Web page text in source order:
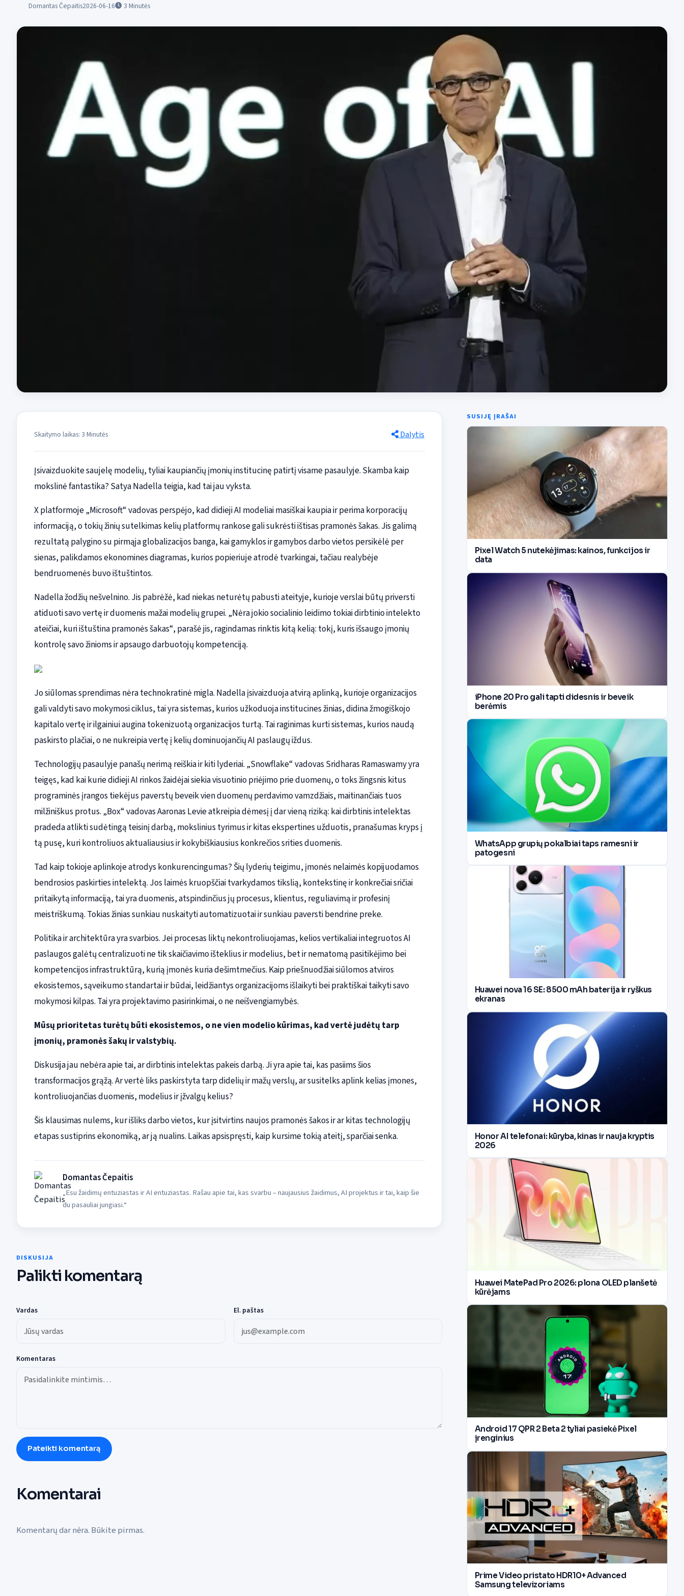
Domantas Čepaitis2026-06-16 3 Minutės
Skaitymo laikas: 3 Minutės Dalytis
Įsivaizduokite saujelę modelių, tyliai kaupiančių įmonių institucinę patirtį visame pasaulyje. Skamba kaip
mokslinė fantastika? Satya Nadella teigia, kad tai jau vyksta.
X platformoje „Microsoft“ vadovas perspėjo, kad didieji AI modeliai masiškai kaupia ir perima korporacijų
informaciją, o tokių žinių sutelkimas kelių platformų rankose gali sukrėsti ištisas pramonės šakas. Jis galimą
rezultatą palygino su pirmąja globalizacijos banga, kai gamyklos ir gamybos darbo vietos persikėlė per
sienas, palikdamos ekonomines diagramas, kurios popieriuje atrodė tvarkingai, tačiau realybėje
bendruomenės buvo ištuštintos.
Nadella žodžių nešvelnino. Jis pabrėžė, kad niekas neturėtų pabusti ateityje, kurioje verslai būtų priversti
atiduoti savo vertę ir duomenis mažai modelių grupei. „Nėra jokio socialinio leidimo tokiai dirbtinio intelekto
ateičiai, kuri ištuština pramonės šakas“, parašė jis, ragindamas rinktis kitą kelią: tokį, kuris išsaugo įmonių
kontrolę savo žinioms ir apsaugo darbuotojų kompetenciją.
Jo siūlomas sprendimas nėra technokratinė migla. Nadella įsivaizduoja atvirą aplinką, kurioje organizacijos
gali valdyti savo mokymosi ciklus, tai yra sistemas, kurios užkoduoja institucines žinias, didina žmogiškojo
kapitalo vertę ir ilgainiui augina tokenizuotą organizacijos turtą. Tai raginimas kurti sistemas, kurios naudą
paskirsto plačiai, o ne nukreipia vertę į kelių dominuojančių AI paslaugų iždus.
Technologijų pasaulyje panašų nerimą reiškia ir kiti lyderiai. „Snowflake“ vadovas Sridharas Ramaswamy yra
teigęs, kad kai kurie didieji AI rinkos žaidėjai siekia visuotinio priėjimo prie duomenų, o toks žingsnis kitus
programinės įrangos tiekėjus paverstų beveik vien duomenų perdavimo vamzdžiais, maitinančiais tuos
milžiniškus protus. „Box“ vadovas Aaronas Levie atkreipia dėmesį į dar vieną riziką: kai dirbtinis intelektas
pradeda atlikti sudėtingą teisinį darbą, mokslinius tyrimus ir kitas ekspertines užduotis, pranašumas kryps į
tą pusę, kuri kontroliuos aktualiausius ir kokybiškiausius konkrečios srities duomenis.
Tad kaip tokioje aplinkoje atrodys konkurencingumas? Šių lyderių teigimu, įmonės nelaimės kopijuodamos
bendrosios paskirties intelektą. Jos laimės kruopščiai tvarkydamos tikslią, kontekstinę ir konkrečiai sričiai
pritaikytą informaciją, tai yra duomenis, atspindinčius jų procesus, klientus, reguliavimą ir profesinį
meistriškumą. Tokias žinias sunkiau nuskaityti automatizuotai ir sunkiau paversti bendrine preke.
Politika ir architektūra yra svarbios. Jei procesas liktų nekontroliuojamas, kelios vertikaliai integruotos AI
paslaugos galėtų centralizuoti ne tik skaičiavimo išteklius ir modelius, bet ir nematomą pasitikėjimo bei
kompetencijos infrastruktūrą, kurią įmonės kuria dešimtmečius. Kaip priešnuodžiai siūlomos atviros
ekosistemos, sąveikumo standartai ir būdai, leidžiantys organizacijoms išlaikyti bei praktiškai taikyti savo
mokymosi kilpas. Tai yra projektavimo pasirinkimai, o ne neišvengiamybės.
Mūsų prioritetas turėtų būti ekosistemos, o ne vien modelio kūrimas, kad vertė judėtų tarp
įmonių, pramonės šakų ir valstybių.
Diskusija jau nebėra apie tai, ar dirbtinis intelektas pakeis darbą. Ji yra apie tai, kas pasiims šios
transformacijos grąžą. Ar vertė liks paskirstyta tarp didelių ir mažų verslų, ar susitelks aplink kelias įmones,
kontroliuojančias duomenis, modelius ir įžvalgų kelius?
Šis klausimas nulems, kur išliks darbo vietos, kur įsitvirtins naujos pramonės šakos ir ar kitas technologijų
etapas sustiprins ekonomiką, ar ją nualins. Laikas apsispręsti, kaip kursime tokią ateitį, sparčiai senka.
Domantas Čepaitis
„Esu žaidimų entuziastas ir AI entuziastas. Rašau apie tai, kas svarbu – naujausius žaidimus, AI projektus ir tai, kaip šie
du pasauliai jungiasi.“
DISKUSIJA
Palikti komentarą
Vardas El. paštas
Komentaras
Pateikti komentarą
Komentarai
Komentarų dar nėra. Būkite pirmas.
SUSIJĘ ĮRAŠAI
Pixel Watch 5 nutekėjimas: kainos, funkcijos ir
data
iPhone 20 Pro gali tapti didesnis ir beveik
berėmis
WhatsApp grupių pokalbiai taps ramesni ir
patogesni
Huawei nova 16 SE: 8500 mAh baterija ir ryškus
ekranas
Honor AI telefonai: kūryba, kinas ir nauja kryptis
2026
Huawei MatePad Pro 2026: plona OLED planšetė
kūrėjams
Android 17 QPR 2 Beta 2 tyliai pasiekė Pixel
įrenginius
Prime Video pristato HDR10+ Advanced
Samsung televizoriams